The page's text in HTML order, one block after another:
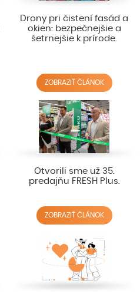
Drony pri čistení fasád a
okien: bezpečnejšie a
šetrnejšie k prírode.
ZOBRAZIŤ ČLÁNOK
Otvorili sme už 35.
predajňu FRESH Plus.
ZOBRAZIŤ ČLÁNOK